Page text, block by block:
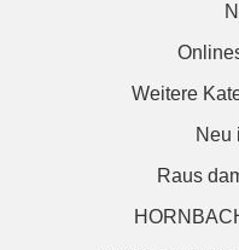
Weitere
Neu
Raus